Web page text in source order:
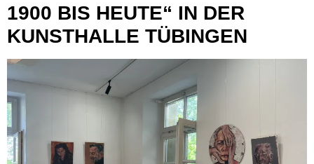
1900 BIS HEUTE“ IN DER
KUNSTHALLE TÜBINGEN